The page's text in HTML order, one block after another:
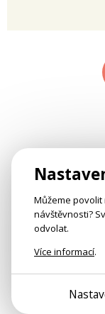
Můžeme
návštěvnosti?
odvolat.
Více informací.